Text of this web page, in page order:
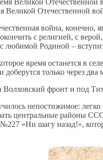
Великой Отечественной
война, конечно,
с религией, с
с любимой Родиной –
время останется в
доберутся только через
фронт и под
непостижимое:
центральные районы
«Ни шагу назад!»,